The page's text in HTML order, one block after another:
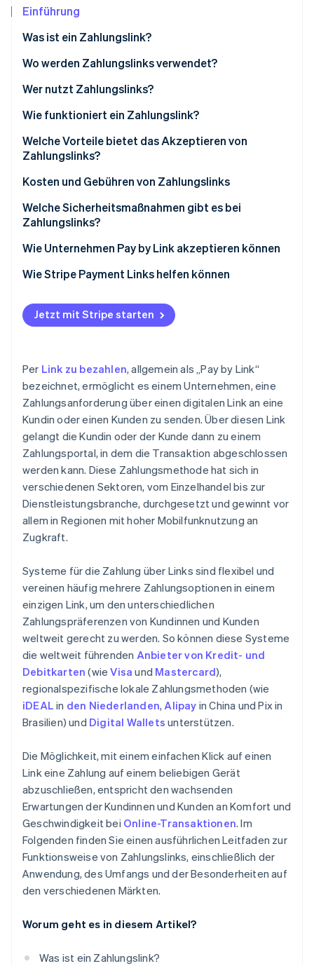
Start-up-Gründung
Climate
Identity
Stripe-Sessions 2026
Erfahren Sie, wie Stripe Lösungen für die
Jetzt ansehen
Partner
Einführung
Was ist ein Zahlungslink?
Wo werden Zahlungslinks verwendet?
Wer nutzt Zahlungslinks?
Wie funktioniert ein Zahlungslink?
Welche Vorteile bietet das Akzeptieren von
Zahlungslinks?
Kundenstamm erweitern
Transaktionsgeschwindigkeit
Bessere Sicherheit
Erkenntnisse über die Kundschaft
Flexibilität bei der Akzeptanz von Zahlungen
Betriebseffizienz
Vorliebe für digitale Zahlungen
Kosten und Gebühren von Zahlungslinks
Welche Sicherheitsmaßnahmen gibt es bei
Zahlungslinks?
Wie Unternehmen Pay by Link akzeptieren können
Wie Stripe Payment Links helfen können
Jetzt mit Stripe starten
Per Link zu bezahlen, allgemein als „Pay by Link“
bezeichnet, ermöglicht es einem Unternehmen, eine
Zahlungsanforderung über einen digitalen Link an eine
Kundin oder einen Kunden zu senden. Über diesen Link
gelangt die Kundin oder der Kunde dann zu einem
Zahlungsportal, in dem die Transaktion abgeschlossen
werden kann. Diese Zahlungsmethode hat sich in
verschiedenen Sektoren, vom Einzelhandel bis zur
Dienstleistungsbranche, durchgesetzt und gewinnt vor
allem in Regionen mit hoher Mobilfunknutzung an
Zugkraft.
Systeme für die Zahlung über Links sind flexibel und
vereinen häufig mehrere Zahlungsoptionen in einem
einzigen Link, um den unterschiedlichen
Zahlungspräferenzen von Kundinnen und Kunden
weltweit gerecht zu werden. So können diese Systeme
die weltweit führenden Anbieter von Kredit- und
Debitkarten (wieVisa und Mastercard),
regionalspezifische lokale Zahlungsmethoden (wie
iDEAL in den Niederlanden,Alipay in China und Pix in
Brasilien) und Digital Wallets unterstützen.
Die Möglichkeit, mit einem einfachen Klick auf einen
Link eine Zahlung auf einem beliebigen Gerät
abzuschließen, entspricht den wachsenden
Erwartungen der Kundinnen und Kunden an Komfort und
Geschwindigkeit bei Online-Transaktionen. Im
Folgenden finden Sie einen ausführlichen Leitfaden zur
Funktionsweise von Zahlungslinks, einschließlich der
Anwendung, des Umfangs und der Besonderheiten auf
den verschiedenen Märkten.
Worum geht es in diesem Artikel?
Was ist ein Zahlungslink?